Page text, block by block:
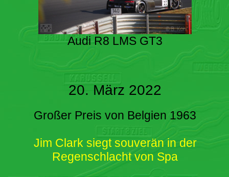
Audi R8 LMS GT3
20. März 2022
Großer Preis von Belgien 1963
Jim Clark siegt souverän in der
Regenschlacht von Spa